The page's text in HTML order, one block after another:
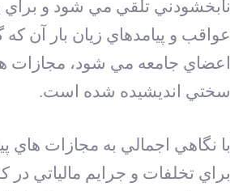
نابخشودني تلقي مي شود و براي
عواقب و پيامدهاي زيان بار آن که
اعضاي جامعه مي شود،
سختي انديشيده شده است.
با نگاهي اجمالي به مجازات هاي
براي تخلفات و جرايم مالياتي